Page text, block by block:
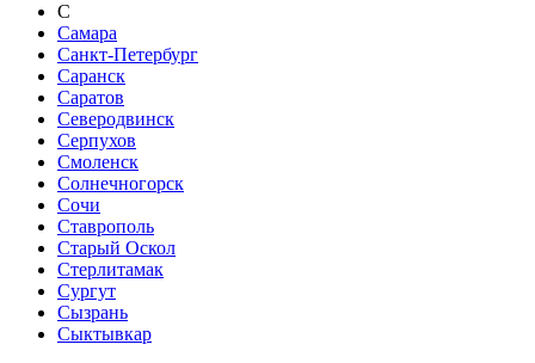
С
Самара
Санкт-Петербург
Саранск
Саратов
Северодвинск
Серпухов
Смоленск
Солнечногорск
Сочи
Ставрополь
Старый Оскол
Стерлитамак
Сургут
Сызрань
Сыктывкар